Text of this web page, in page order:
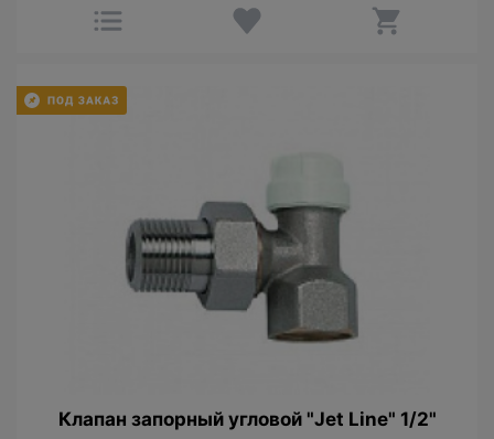
Клапан запорный угловой "Jet Line" 1/2"